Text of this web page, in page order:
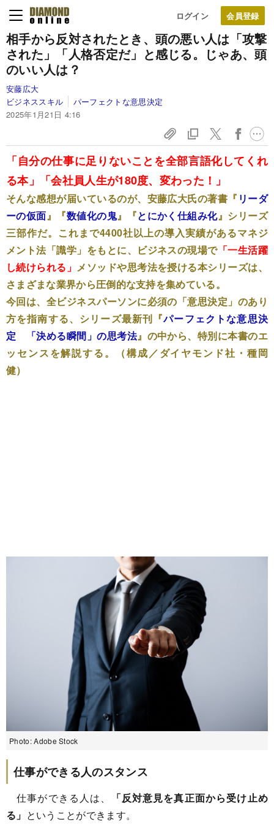
ログイン
相手から反対されたとき、頭の悪い人は「攻撃
された」「人格否定だ」と感じる。じゃあ、頭
のいい人は？
安藤広大
ビジネススキル
パーフェクトな意思決定
2025年1月21日 4:16
「自分の仕事に足りないことを全部言語化してくれ
る本」「会社員人生が180度、変わった！」
そんな感想が届いているのが、安藤広大氏の著書『 リーダ
ーの仮面』『数値化の鬼』『とにかく仕組み化』シリーズ
三部作だ。これまで4400社以上の導入実績があるマネジ
メント法「識学」をもとに、ビジネスの現場で「一生活躍
し続けられる」 メソッドや思考法を授ける本シリーズは、
さまざまな業界から圧倒的な支持を集めている。
今回は、全ビジネスパーソンに必須の「意思決定」のあり
方を指南する、シリーズ最新刊『パーフェクトな意思決
定 「決める瞬間」の思考法』の中から、特別に本書のエ
ッセンスを解説する。（構成／ダイヤモンド社・種岡
健）
Photo: Adobe Stock
仕事ができる人のスタンス
仕事ができる人は、
「反対意見を真正面から受け止め
る」 ということができます。